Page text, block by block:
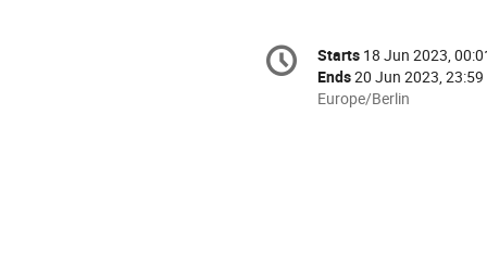
Conference
information
Date/Time
Starts 18 Jun 2023,
Ends20 Jun 2023, 23:59
All
Europe/Berlin